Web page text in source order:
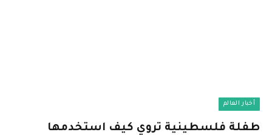
أخبار العالم
طفلة فلسطينية تروي كيف استخدمها